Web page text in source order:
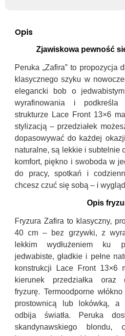
Opis
Zjawiskowa pewność
Peruka „Zafira” to propozycja
klasycznego szyku w
elegancki bob o
wyrafinowania i
strukturze Lace Front 13×6
stylizacją – przedziałek
dopasowywać do każdej
naturalne, są lekkie i subtelnie
komfort, piękno i swoboda w
do pracy, spotkań i
chcesz czuć się sobą – i
Opis
Fryzura Zafira to klasyczny,
40 cm – bez grzywki, z
lekkim wydłużeniem ku
jedwabiste, gładkie i pełne
konstrukcji Lace Front 13×6
kierunek przedziałka oraz
fryzurę. Termoodporne
prostownicą lub lokówką, a
odbija światła. Peruka
skandynawskiego blondu,